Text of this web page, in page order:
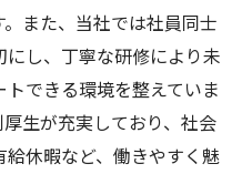
また、当社では社員同士
し、丁寧な研修により未
できる環境を整えていま
生が充実しており、社会
休暇など、働きやすく魅